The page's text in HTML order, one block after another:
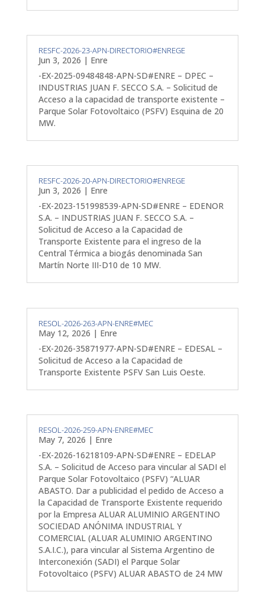
RESFC-2026-23-APN-DIRECTORIO#ENREGE
Jun 3, 2026 | Enre
-EX-2025-09484848-APN-SD#ENRE – DPEC –
INDUSTRIAS JUAN F. SECCO S.A. – Solicitud de
Acceso a la capacidad de transporte existente –
Parque Solar Fotovoltaico (PSFV) Esquina de 20
MW.
RESFC-2026-20-APN-DIRECTORIO#ENREGE
Jun 3, 2026 | Enre
-EX-2023-151998539-APN-SD#ENRE – EDENOR
S.A. – INDUSTRIAS JUAN F. SECCO S.A. –
Solicitud de Acceso a la Capacidad de
Transporte Existente para el ingreso de la
Central Térmica a biogás denominada San
Martín Norte III-D10 de 10 MW.
RESOL-2026-263-APN-ENRE#MEC
May 12, 2026 | Enre
-EX-2026-35871977-APN-SD#ENRE – EDESAL –
Solicitud de Acceso a la Capacidad de
Transporte Existente PSFV San Luis Oeste.
RESOL-2026-259-APN-ENRE#MEC
May 7, 2026 | Enre
-EX-2026-16218109-APN-SD#ENRE – EDELAP
S.A. – Solicitud de Acceso para vincular al SADI el
Parque Solar Fotovoltaico (PSFV) “ALUAR
ABASTO. Dar a publicidad el pedido de Acceso a
la Capacidad de Transporte Existente requerido
por la Empresa ALUAR ALUMINIO ARGENTINO
SOCIEDAD ANÓNIMA INDUSTRIAL Y
COMERCIAL (ALUAR ALUMINIO ARGENTINO
S.A.I.C.), para vincular al Sistema Argentino de
Interconexión (SADI) el Parque Solar
Fotovoltaico (PSFV) ALUAR ABASTO de 24 MW